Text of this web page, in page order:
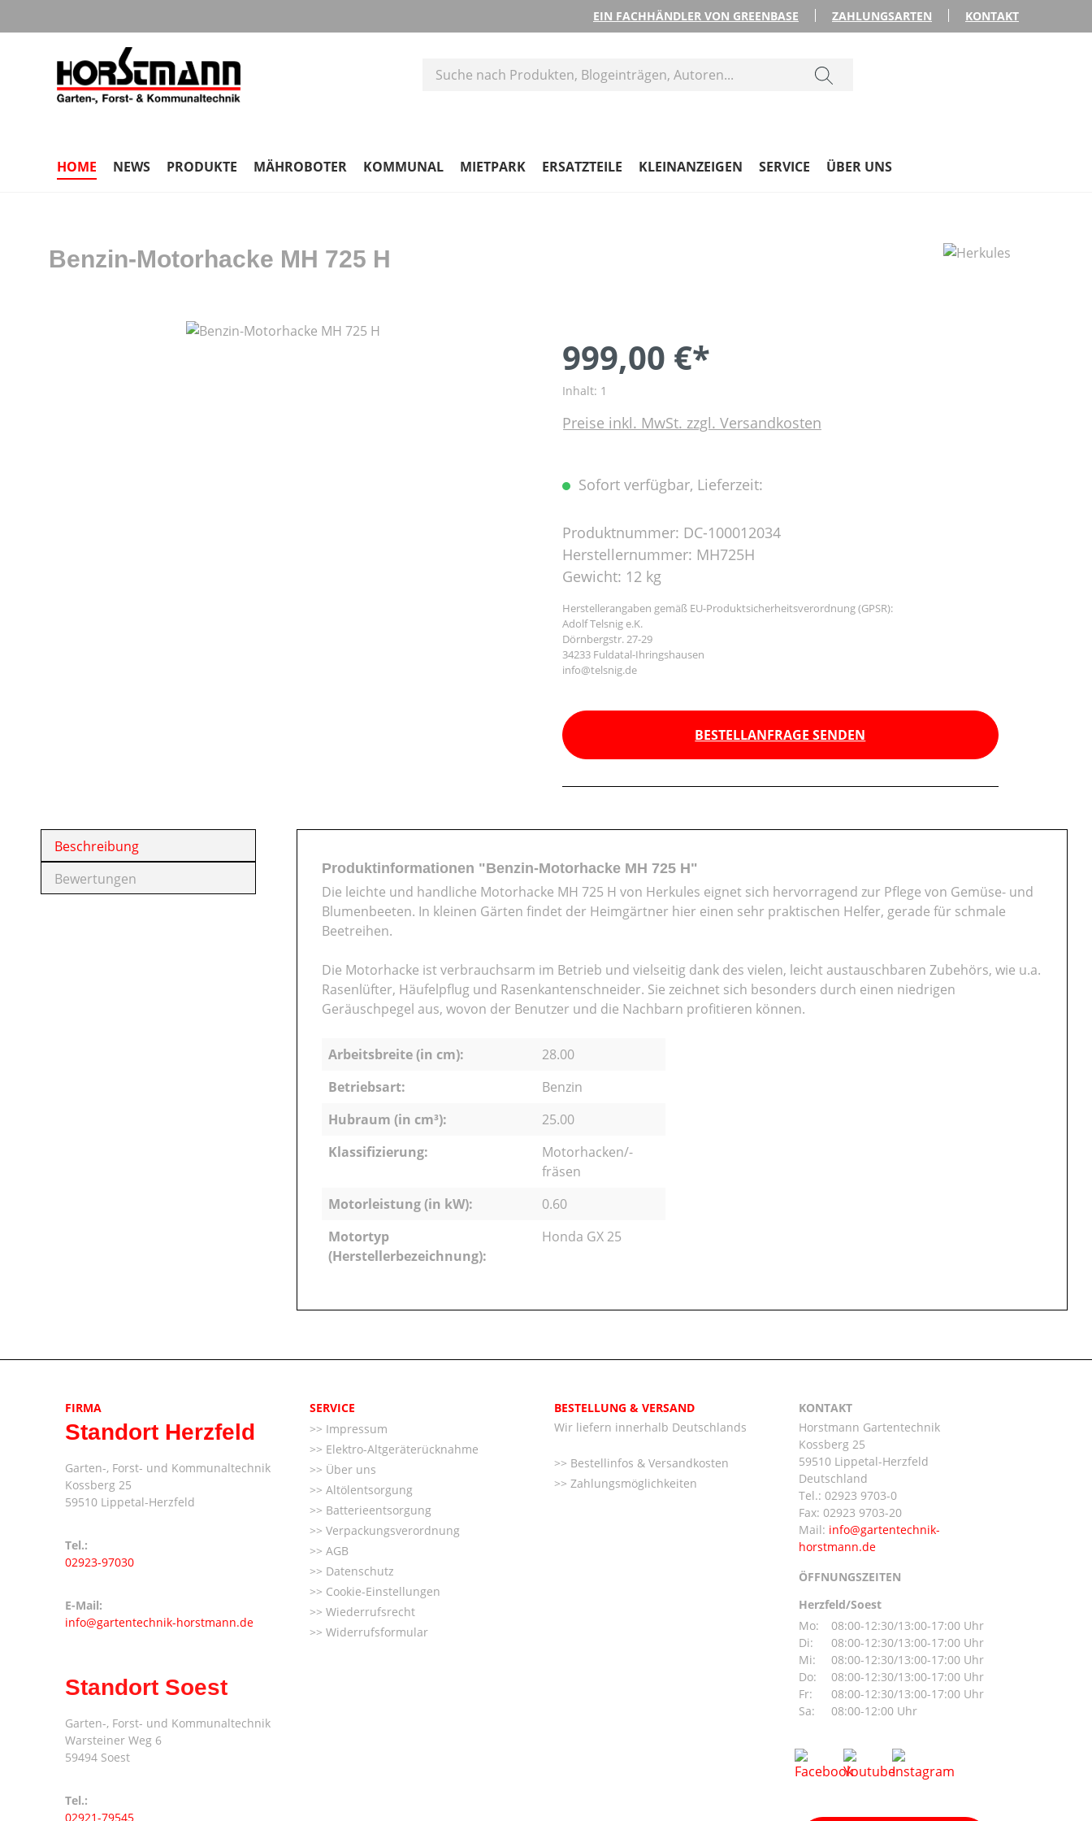
EIN FACHHÄNDLER VON GREENBASE ZAHLUNGSARTEN KONTAKT
HOME NEWS PRODUKTE MÄHROBOTER KOMMUNAL MIETPARK ERSATZTEILE KLEINANZEIGEN SERVICE ÜBER UNS
Benzin-Motorhacke MH 725 H
Bildergalerie überspringen
999,00 €*
Inhalt: 1
Preise inkl. MwSt. zzgl. Versandkosten
Sofort verfügbar, Lieferzeit:
Produktnummer: DC-100012034
Herstellernummer: MH725H
Gewicht: 12 kg
Herstellerangaben gemäß EU-Produktsicherheitsverordnung (GPSR):
Adolf Telsnig e.K.
Dörnbergstr. 27-29
34233 Fuldatal-Ihringshausen
info@telsnig.de
BESTELLANFRAGE SENDEN
Beschreibung
Bewertungen
Produktinformationen "Benzin-Motorhacke MH 725 H"
Die leichte und handliche Motorhacke MH 725 H von Herkules eignet sich hervorragend zur Pflege von Gemüse- und
Blumenbeeten. In kleinen Gärten findet der Heimgärtner hier einen sehr praktischen Helfer, gerade für schmale
Beetreihen.
Die Motorhacke ist verbrauchsarm im Betrieb und vielseitig dank des vielen, leicht austauschbaren Zubehörs, wie u.a.
Rasenlüfter, Häufelpflug und Rasenkantenschneider. Sie zeichnet sich besonders durch einen niedrigen
Geräuschpegel aus, wovon der Benutzer und die Nachbarn profitieren können.
Arbeitsbreite (in cm):
28.00
Betriebsart:
Benzin
Hubraum (in cm³):
25.00
Klassifizierung:
Motorhacken/-
fräsen
Motorleistung (in kW):
0.60
Motortyp
(Herstellerbezeichnung):
Honda GX 25
FIRMA
Standort Herzfeld
Garten-, Forst- und Kommunaltechnik
Kossberg 25
59510 Lippetal-Herzfeld
Tel.:
02923-97030
E-Mail:
info@gartentechnik-horstmann.de
Standort Soest
Garten-, Forst- und Kommunaltechnik
Warsteiner Weg 6
59494 Soest
Tel.:
02921-79545
SERVICE
Impressum
Elektro-Altgeräterücknahme
Über uns
Altölentsorgung
Batterieentsorgung
Verpackungsverordnung
AGB
Datenschutz
Cookie-Einstellungen
Wiederrufsrecht
Widerrufsformular
BESTELLUNG & VERSAND
Wir liefern innerhalb Deutschlands
Bestellinfos & Versandkosten
Zahlungsmöglichkeiten
KONTAKT
Horstmann Gartentechnik
Kossberg 25
59510 Lippetal-Herzfeld
Deutschland
Tel.: 02923 9703-0
Fax: 02923 9703-20
Mail:
ÖFFNUNGSZEITEN
Herzfeld/Soest
Mo:
08:00-12:30/13:00-17:00 Uhr
Di:
08:00-12:30/13:00-17:00 Uhr
Mi:
08:00-12:30/13:00-17:00 Uhr
Do:
08:00-12:30/13:00-17:00 Uhr
Fr:
08:00-12:30/13:00-17:00 Uhr
Sa:
08:00-12:00 Uhr